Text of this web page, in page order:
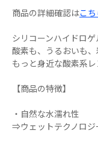
商品の詳細確認はこち
シリコーンハイドロゲ
酸素も、うるおいも、
もっと身近な酸素系レ
【商品の特徴】
・自然な水濡れ性
⇒ウェットテクノロジ